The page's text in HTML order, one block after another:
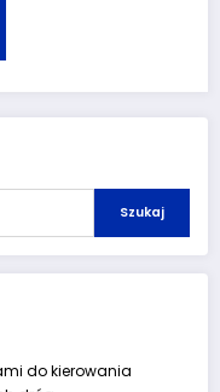
Szukaj
do kierowania